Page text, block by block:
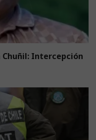
Intercepción